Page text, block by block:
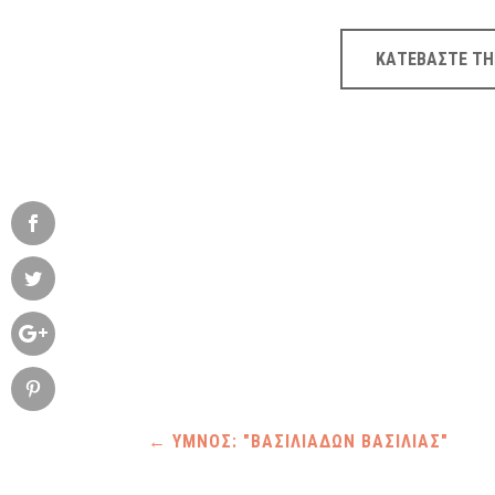
ΚΑΤΕΒΑΣΤΕ
←ΥΜΝΟΣ: "ΒΑΣΙΛΙΑΔΩΝ ΒΑΣΙΛΙΑΣ"